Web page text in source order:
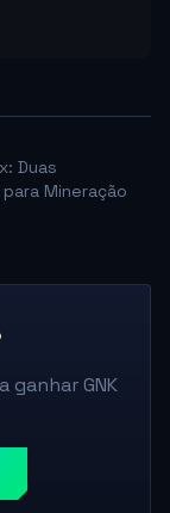
Duas
Mineração
ganhar GNK